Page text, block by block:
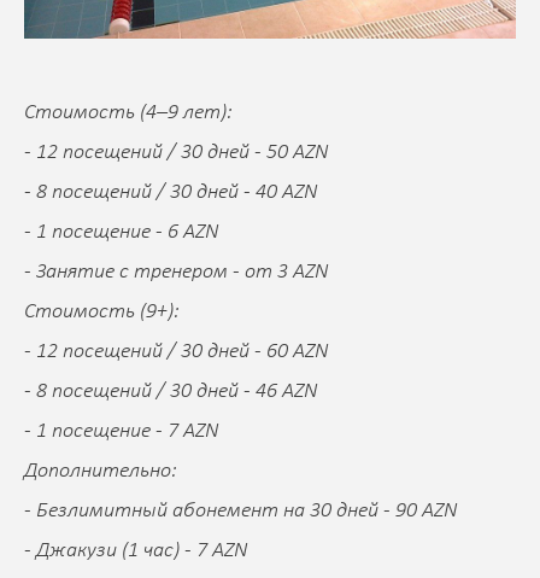
Стоимость (4–9 лет):
- 12 посещений / 30 дней - 50 AZN
- 8 посещений / 30 дней - 40 AZN
- 1 посещение - 6 AZN
- Занятие с тренером - от 3 AZN
Стоимость (9+):
- 12 посещений / 30 дней - 60 AZN
- 8 посещений / 30 дней - 46 AZN
- 1 посещение - 7 AZN
Дополнительно:
- Безлимитный абонемент на 30 дней - 90 AZN
- Джакузи (1 час) - 7 AZN